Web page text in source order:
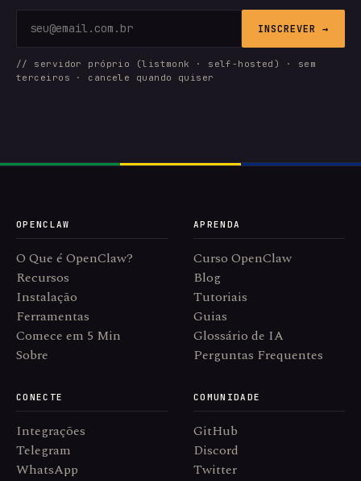
INSCREVER →
// servidor próprio (listmonk · self-hosted) · sem
terceiros · cancele quando quiser
OPENCLAW
O Que é OpenClaw?
Recursos
Instalação
Ferramentas
Comece em 5 Min
Sobre
APRENDA
Curso OpenClaw
Blog
Tutoriais
Guias
Glossário de IA
Perguntas Frequentes
CONECTE
Integrações
Telegram
WhatsApp
COMUNIDADE
GitHub
Discord
Twitter